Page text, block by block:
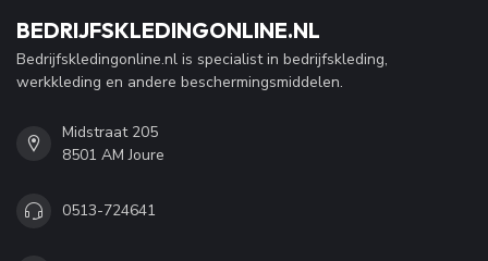
BEDRIJFSKLEDINGONLINE.NL
Bedrijfskledingonline.nl is specialist in bedrijfskleding,
werkkleding en andere beschermingsmiddelen.
Midstraat 205
8501 AM Joure
0513-724641